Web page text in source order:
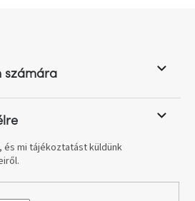
á
e
m
e
számára
és mi tájékoztatást küldünk